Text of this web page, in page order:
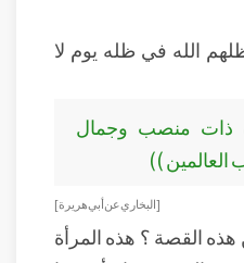
الله في ظله يوم لا
ذات منصب وجمال
العالمين ))
[ البخاري عن أبي هريرة ]
هذه القصة ؟ هذه المرأة